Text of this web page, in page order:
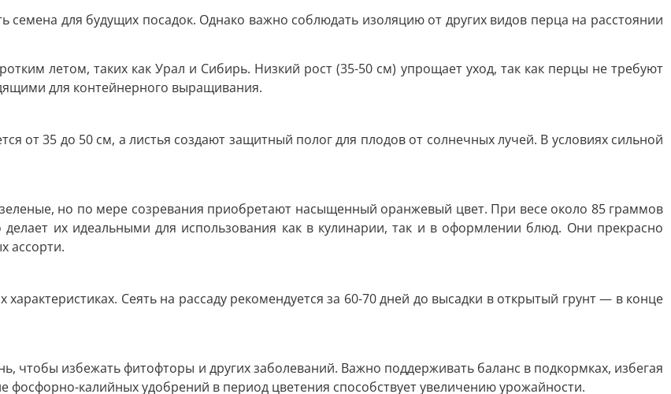
для будущих посадок. Однако важно соблюдать изоляцию от других видов перца на расстоянии
летом, таких как Урал и Сибирь. Низкий рост (35-50 см) упрощает уход, так как перцы не требуют
для контейнерного выращивания.
от 35 до 50 см, а листья создают защитный полог для плодов от солнечных лучей. В условиях сильной
но по мере созревания приобретают насыщенный оранжевый цвет. При весе около 85 граммов
делает их идеальными для использования как в кулинарии, так и в оформлении блюд. Они прекрасно
ассорти.
Сеять на рассаду рекомендуется за 60-70 дней до высадки в открытый грунт — в конце
чтобы избежать фитофторы и других заболеваний. Важно поддерживать баланс в подкормках, избегая
фосфорно-калийных удобрений в период цветения способствует увеличению урожайности.